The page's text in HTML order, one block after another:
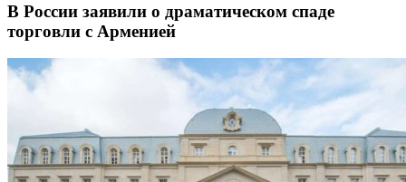
В России заявили о драматическом спаде
торговли с Арменией